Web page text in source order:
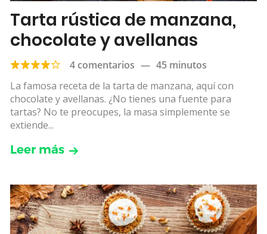
Tarta rústica de manzana,
chocolate y avellanas
4 comentarios — 45 minutos
La famosa receta de la tarta de manzana, aquí con
chocolate y avellanas. ¿No tienes una fuente para
tartas? No te preocupes, la masa simplemente se
extiende...
Leer más